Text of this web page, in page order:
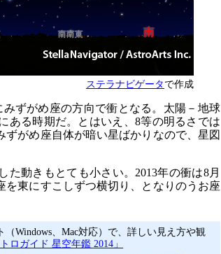
ステラナビゲータで作成
ずがめ座の方向で衝となる。太陽－地球
ある時期だ。とはいえ、8等の明るさでは
がめ座自体が暗い星ばかりなので、星図
動きもとても小さい。2013年の衝は8月
東にすこしずつ横切り、となりのうお座
Windows、Mac対応）で、詳しい見え方や観
トロガイド 星空年鑑 2014」